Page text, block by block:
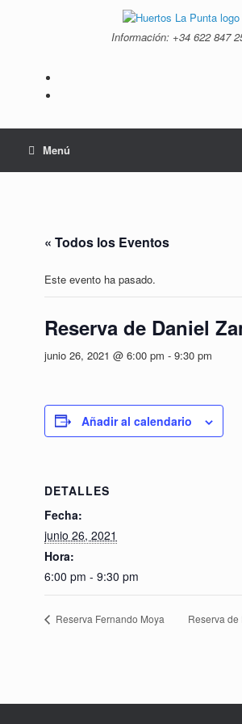
Información: +34 ‭622 847
Menú
« Todos los Eventos
Este evento ha pasado.
Reserva de Daniel
junio 26, 2021 @ 6:00 pm - 9:30 pm
Añadir al calendario
DETALLES
Fecha:
junio 26, 2021
Hora:
6:00 pm - 9:30 pm
Reserva Fernando Moya Reserva